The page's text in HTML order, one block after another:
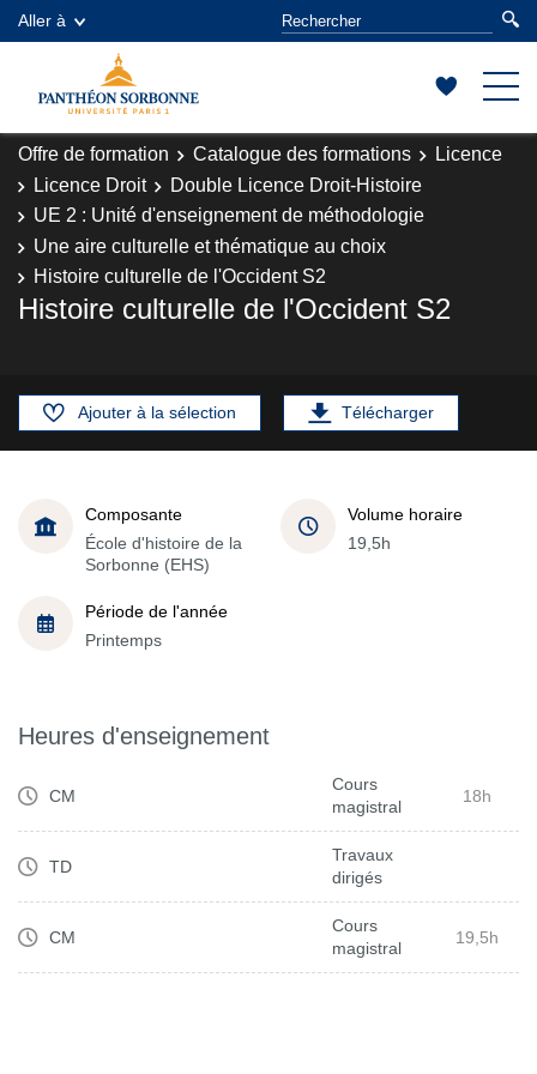
Aller à
Offre de formation Catalogue des formations
Licence
Licence Droit
Double Licence Droit-Histoire
UE 2 : Unité d'enseignement de méthodologie
Une aire culturelle et thématique au choix
Histoire culturelle de l'Occident S2
Histoire culturelle de l'Occident S2
Ajouter à la sélection Télécharger
Composante
École d'histoire de la
Sorbonne (EHS)
Volume horaire
19,5h
Période de l'année
Printemps
Heures d'enseignement
CM
Cours
magistral
18h
TD
Travaux
dirigés
CM
Cours
magistral
19,5h